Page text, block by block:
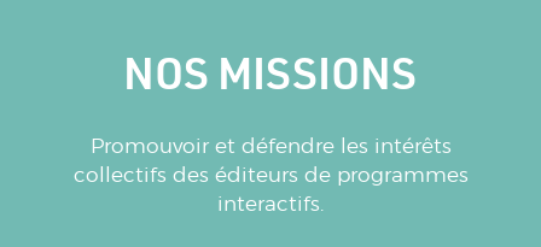
NOS MISSIONS
Promouvoir et défendre les intérêts
collectifs des éditeurs de programmes
interactifs.